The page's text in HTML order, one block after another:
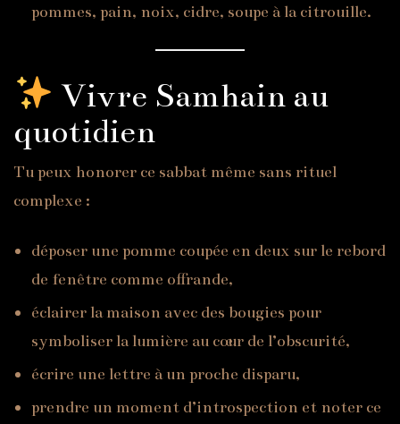
pommes, pain, noix, cidre, soupe à la citrouille.
Vivre Samhain au
quotidien
Tu peux honorer ce sabbat même sans rituel
complexe :
déposer une pomme coupée en deux sur le rebord
de fenêtre comme offrande,
éclairer la maison avec des bougies pour
symboliser la lumière au cœur de l’obscurité,
écrire une lettre à un proche disparu,
prendre un moment d’introspection et noter ce